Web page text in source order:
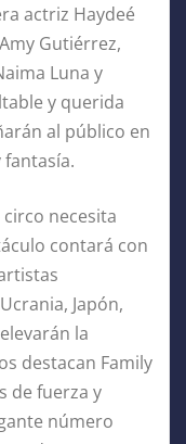
actriz Haydeé
Gutiérrez,
Luna y
y querida
al público en
necesita
contará con
Japón,
la
destacan Family
de fuerza y
número